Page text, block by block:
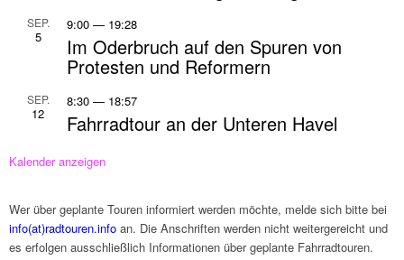
SEP.
5
9:00 — 19:28
Im Oder­bruch auf den Spuren von
Prote­sten und Refor­mern
SEP.
12
8:30 — 18:57
Fahr­rad­tour an der Unte­ren Havel
Kalen­der anzei­gen
Wer über geplante Touren infor­miert werden möchte, melde sich bitte bei
info(at)radtouren.info an. Die Anschrif­ten werden nicht weiter­ge­reicht und
es erfol­gen ausschließ­lich Infor­ma­tio­nen über geplante Fahr­rad­tou­ren.